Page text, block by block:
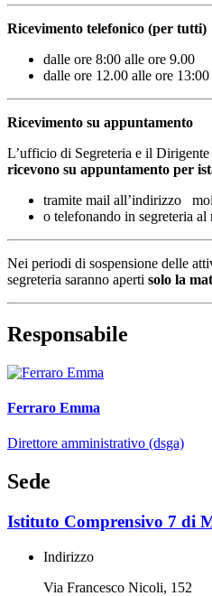
Ricevimento telefonico (per tutti)
dalle ore 8:00 alle ore 9.00
dalle ore 12.00 alle ore
Ricevimento su appuntamento
L’ufficio di Segreteria e il
ricevono su appuntamento per
tramite mail all’indirizzo
o telefonando in segreteria
Nei periodi di sospensione delle
segreteria saranno aperti solo la
Responsabile
Ferraro Emma
Direttore amministrativo (dsga)
Sede
Istituto Comprensivo 7 di
Indirizzo
Via Francesco Nicoli, 152